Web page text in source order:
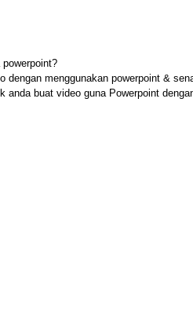
dengan menggunakan powerpoint &
anda buat video guna Powerpoint